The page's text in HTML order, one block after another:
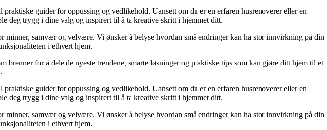
guider for oppussing og vedlikehold. Uansett om du er en erfaren husrenoverer eller en
deg trygg i dine valg og inspirert til å ta kreative skritt i hjemmet ditt.
samvær og velvære. Vi ønsker å belyse hvordan små endringer kan ha stor innvirkning på din
i ethvert hjem.
for å dele de nyeste trendene, smarte løsninger og praktiske tips som kan gjøre ditt hjem til et
guider for oppussing og vedlikehold. Uansett om du er en erfaren husrenoverer eller en
deg trygg i dine valg og inspirert til å ta kreative skritt i hjemmet ditt.
samvær og velvære. Vi ønsker å belyse hvordan små endringer kan ha stor innvirkning på din
i ethvert hjem.